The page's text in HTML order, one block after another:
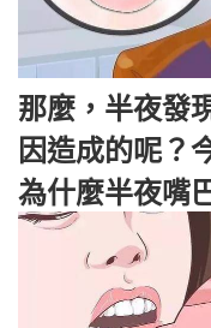
那麼，半夜發
因造成的呢？
為什麼半夜嘴